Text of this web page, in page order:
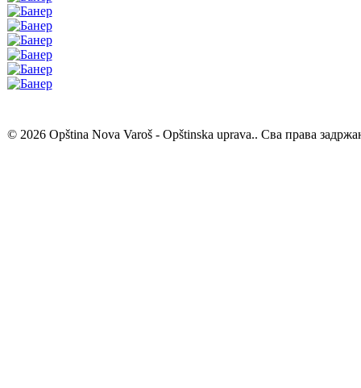
© 2026 Opština Nova Varoš - Opštinska uprava.. Сва права